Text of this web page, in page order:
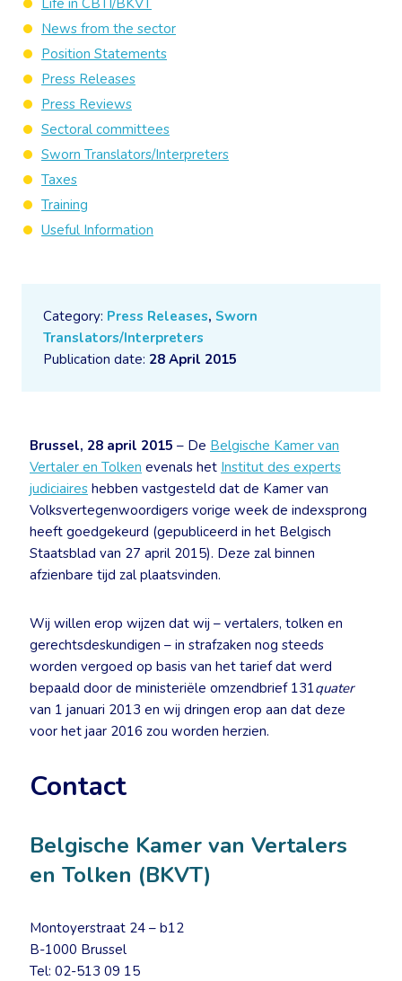
Category: Press Releases, Sworn
Translators/Interpreters
Publication date: 28 April 2015
Brussel, 28 april 2015 – De Belgische Kamer van
Vertaler en Tolken evenals het Institut des experts
judiciaires hebben vastgesteld dat de Kamer van
Volksvertegenwoordigers vorige week de indexsprong
heeft goedgekeurd (gepubliceerd in het Belgisch
Staatsblad van 27 april 2015). Deze zal binnen
afzienbare tijd zal plaatsvinden.
Wij willen erop wijzen dat wij – vertalers, tolken en
gerechtsdeskundigen – in strafzaken nog steeds
worden vergoed op basis van het tarief dat werd
bepaald door de ministeriële omzendbrief 131quater
van 1 januari 2013 en wij dringen erop aan dat deze
voor het jaar 2016 zou worden herzien.
Contact
Belgische Kamer van Vertalers
en Tolken (BKVT)
Montoyerstraat 24 – b12
B-1000 Brussel
Tel: 02-513 09 15
Life in CBTI/BKVT
News from the sector
Position Statements
Press Releases
Press Reviews
Sectoral committees
Sworn Translators/Interpreters
Taxes
Training
Useful Information